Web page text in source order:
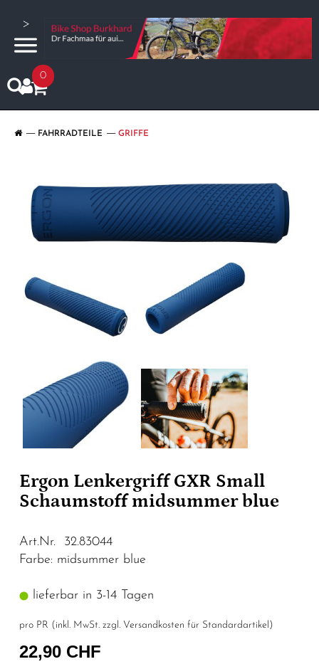
>
0
FAHRRADTEILE GRIFFE
Ergon Lenkergriff GXR Small
Schaumstoff midsummer blue
Art.Nr. 32.83044
Farbe: midsummer blue
lieferbar in 3-14 Tagen
pro PR (inkl. MwSt. zzgl. Versandkosten für Standardartikel )
22,90 CHF